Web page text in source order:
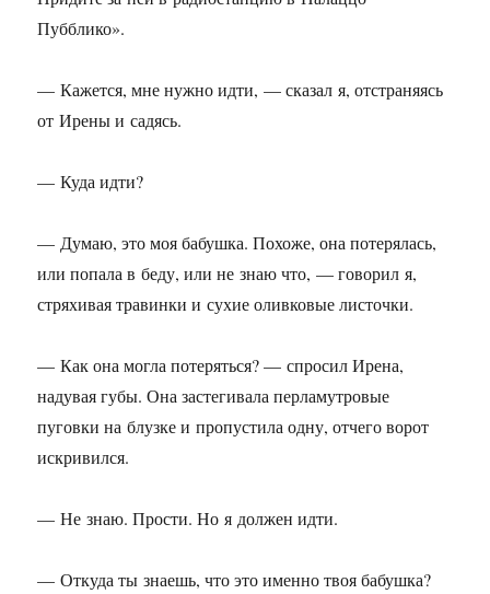
Пубблико».
— Кажется, мне нужно идти, — сказал я, отстраняясь
от Ирены и садясь.
— Куда идти?
— Думаю, это моя бабушка. Похоже, она потерялась,
или попала в беду, или не знаю что, — говорил я,
стряхивая травинки и сухие оливковые листочки.
— Как она могла потеряться? — спросил Ирена,
надувая губы. Она застегивала перламутровые
пуговки на блузке и пропустила одну, отчего ворот
искривился.
— Не знаю. Прости. Но я должен идти.
— Откуда ты знаешь, что это именно твоя бабушка?